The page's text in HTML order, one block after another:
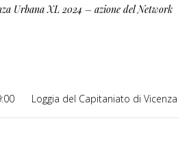
Urbana XL 2024 – azione del Network
Loggia del Capitaniato di Vicenza